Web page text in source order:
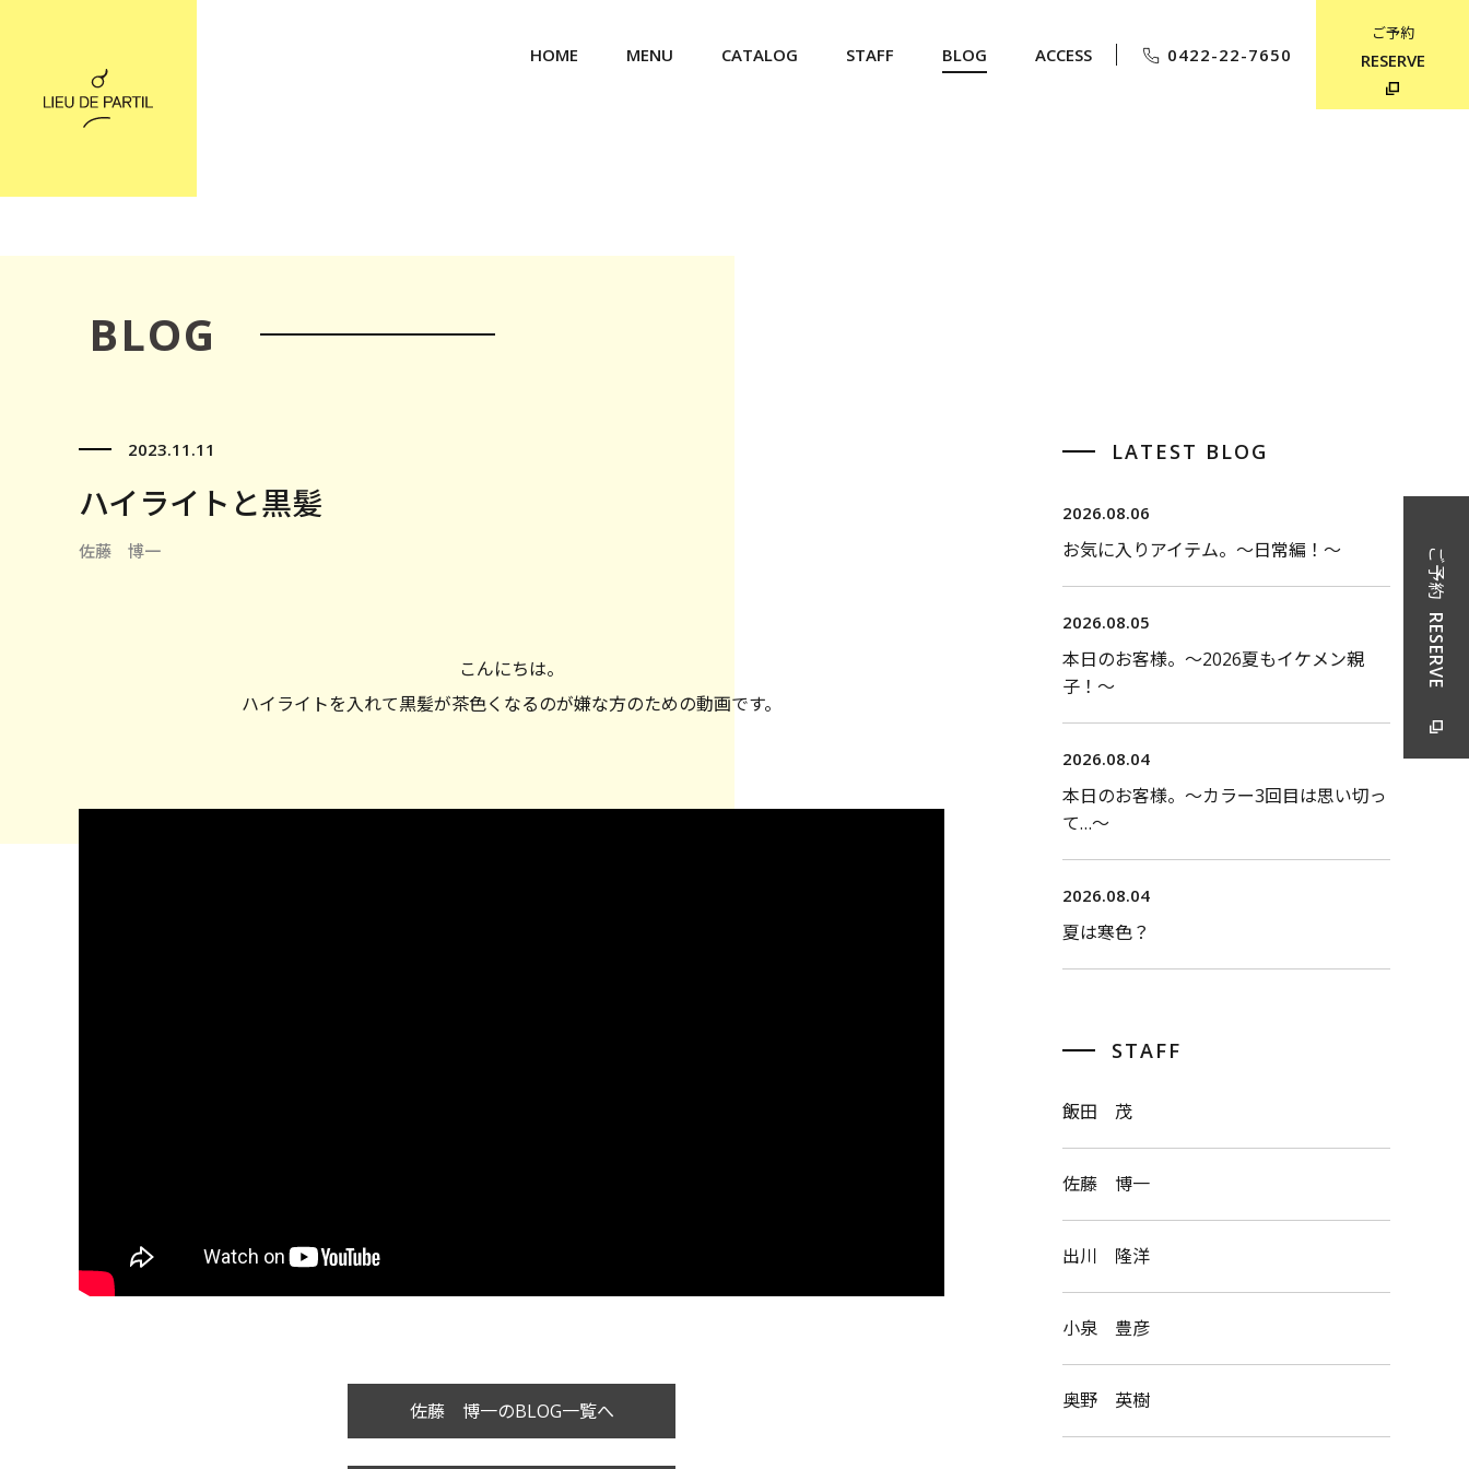
HOME MENU CATALOG STAFF BLOG ACCESS 0422-22-7650
ご予約
RESERVE
BLOG
2023.11.11
ハイライトと黒髪
佐藤 博一
こんにちは。
ハイライトを入れて黒髪が茶色くなるのが嫌な方のための動画です。
佐藤 博一のBLOG一覧へ
LATEST BLOG
2026.08.06
お気に入りアイテム。〜日常編！〜
2026.08.05
本日のお客様。〜2026夏もイケメン親
子！〜
2026.08.04
本日のお客様。〜カラー3回目は思い切っ
て…〜
2026.08.04
夏は寒色？
STAFF
飯田 茂
佐藤 博一
出川 隆洋
小泉 豊彦
奥野 英樹
ご予約
RESERVE